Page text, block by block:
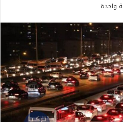
واحدة